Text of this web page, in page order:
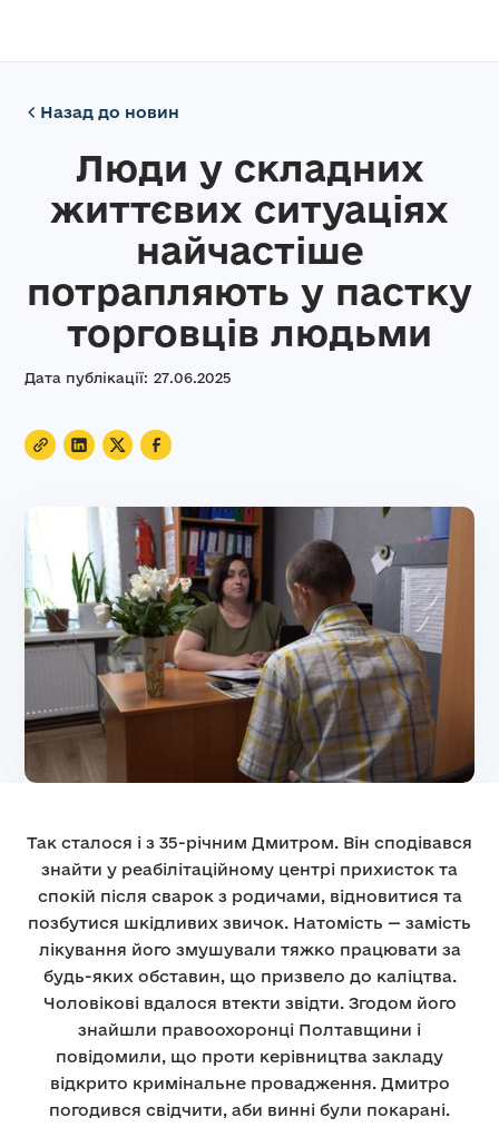
Назад до новин
Люди у складних
життєвих ситуаціях
найчастіше
потрапляють у пастку
торговців людьми
Дата публікації: 27.06.2025
Так сталося і з 35-річним Дмитром. Він сподівався
знайти у реабілітаційному центрі прихисток та
спокій після сварок з родичами, відновитися та
позбутися шкідливих звичок. Натомість — замість
лікування його змушували тяжко працювати за
будь-яких обставин, що призвело до каліцтва.
Чоловікові вдалося втекти звідти. Згодом його
знайшли правоохоронці Полтавщини і
повідомили, що проти керівництва закладу
відкрито кримінальне провадження. Дмитро
погодився свідчити, аби винні були покарані.